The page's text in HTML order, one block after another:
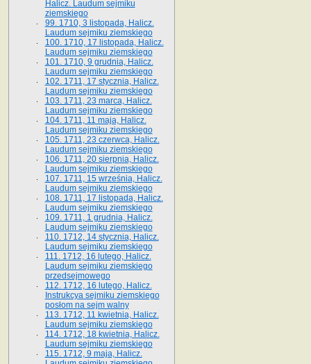
Halicz. Laudum sejmiku
ziemskiego
99. 1710, 3 listopada, Halicz.
Laudum sejmiku ziemskiego
100. 1710, 17 listopada, Halicz.
Laudum sejmiku ziemskiego
101. 1710, 9 grudnia, Halicz.
Laudum sejmiku ziemskiego
102. 1711, 17 stycznia, Halicz.
Laudum sejmiku ziemskiego
103. 1711, 23 marca, Halicz.
Laudum sejmiku ziemskiego
104. 1711, 11 maja, Halicz.
Laudum sejmiku ziemskiego
105. 1711, 23 czerwca, Halicz.
Laudum sejmiku ziemskiego
106. 1711, 20 sierpnia, Halicz.
Laudum sejmiku ziemskiego
107. 1711, 15 września, Halicz.
Laudum sejmiku ziemskiego
108. 1711, 17 listopada, Halicz.
Laudum sejmiku ziemskiego
109. 1711, 1 grudnia, Halicz.
Laudum sejmiku ziemskiego
110. 1712, 14 stycznia, Halicz.
Laudum sejmiku ziemskiego
111. 1712, 16 lutego, Halicz.
Laudum sejmiku ziemskiego
przedsejmowego
112. 1712, 16 lutego, Halicz.
Instrukcya sejmiku ziemskiego
posłom na sejm walny
113. 1712, 11 kwietnia, Halicz.
Laudum sejmiku ziemskiego
114. 1712, 18 kwietnia, Halicz.
Laudum sejmiku ziemskiego
115. 1712, 9 maja, Halicz.